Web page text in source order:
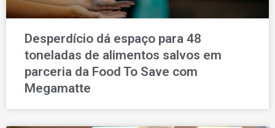
Desperdício dá espaço para 48
toneladas de alimentos salvos em
parceria da Food To Save com
Megamatte